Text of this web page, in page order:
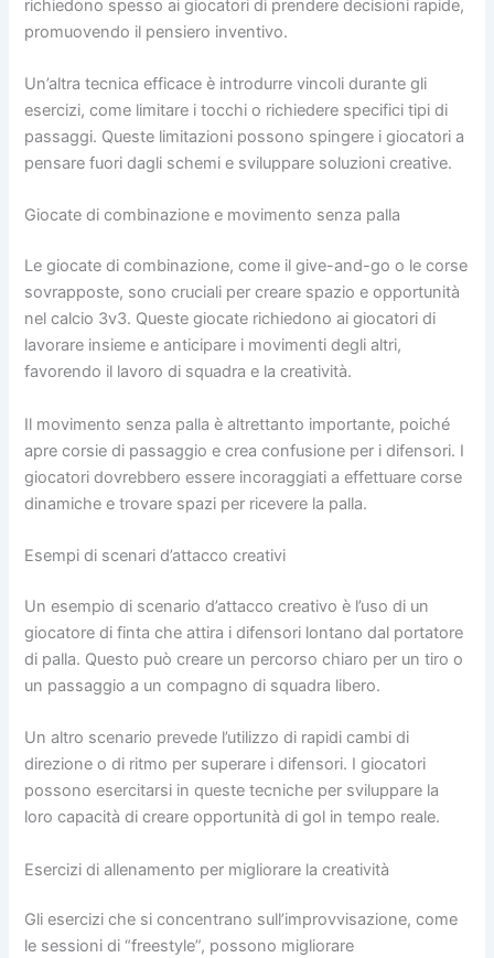
richiedono spesso ai giocatori di prendere decisioni rapide,
promuovendo il pensiero inventivo.
Un’altra tecnica efficace è introdurre vincoli durante gli
esercizi, come limitare i tocchi o richiedere specifici tipi di
passaggi. Queste limitazioni possono spingere i giocatori a
pensare fuori dagli schemi e sviluppare soluzioni creative.
Giocate di combinazione e movimento senza palla
Le giocate di combinazione, come il give-and-go o le corse
sovrapposte, sono cruciali per creare spazio e opportunità
nel calcio 3v3. Queste giocate richiedono ai giocatori di
lavorare insieme e anticipare i movimenti degli altri,
favorendo il lavoro di squadra e la creatività.
Il movimento senza palla è altrettanto importante, poiché
apre corsie di passaggio e crea confusione per i difensori. I
giocatori dovrebbero essere incoraggiati a effettuare corse
dinamiche e trovare spazi per ricevere la palla.
Esempi di scenari d’attacco creativi
Un esempio di scenario d’attacco creativo è l’uso di un
giocatore di finta che attira i difensori lontano dal portatore
di palla. Questo può creare un percorso chiaro per un tiro o
un passaggio a un compagno di squadra libero.
Un altro scenario prevede l’utilizzo di rapidi cambi di
direzione o di ritmo per superare i difensori. I giocatori
possono esercitarsi in queste tecniche per sviluppare la
loro capacità di creare opportunità di gol in tempo reale.
Esercizi di allenamento per migliorare la creatività
Gli esercizi che si concentrano sull’improvvisazione, come
le sessioni di “freestyle”, possono migliorare